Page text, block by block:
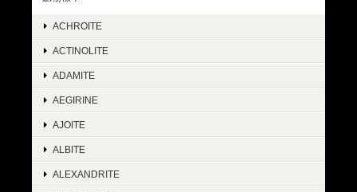
ACHROITE
ACTINOLITE
ADAMITE
AEGIRINE
AJOITE
ALBITE
ALEXANDRITE